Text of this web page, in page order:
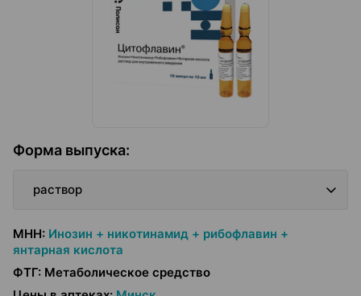
Форма выпуска:
раствор
МНН: Инозин + никотинамид + рибофлавин +
янтарная кислота
ФТГ: Метаболическое средство